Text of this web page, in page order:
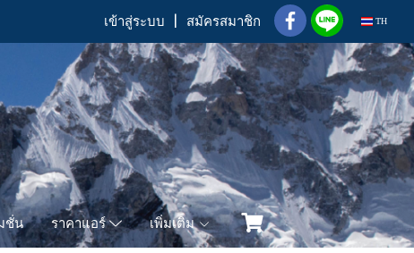
เข้าสู่ระบบ สมัครสมาชิก TH
ชั่น ราคาแอร์ เพิ่มเติม